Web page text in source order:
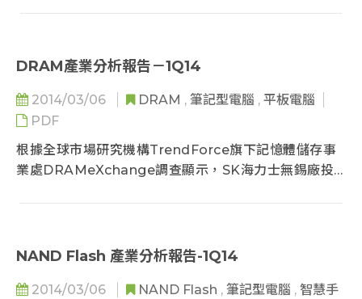
成長動能與營業利益表現也較第四季下滑...
DRAM產業分析報告－1Q14
2014/03/06 DRAM , 筆記型電腦 , 平板電腦
PDF
根據全球市場研究機構TrendForce旗下記憶體儲存事
業處DRAMeXchange調查顯示，SK海力士無錫廠投
卻是價格走勢變化的領先指標...
NAND Flash 產業分析報告-1Q14
2014/03/06 NAND Flash , 筆記型電腦 , 智慧手